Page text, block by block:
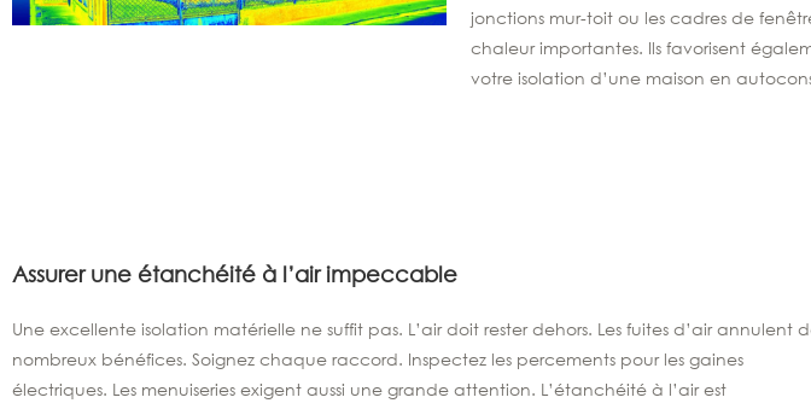
jonctions mur-toit ou les cadres de
chaleur importantes. Ils favorisent
votre isolation d’une maison en
Assurer une étanchéité à l’air impeccable
Une excellente isolation matérielle ne suffit pas. L’air doit rester dehors. Les fuites d’air annulent
nombreux bénéfices. Soignez chaque raccord. Inspectez les percements pour les gaines
électriques. Les menuiseries exigent aussi une grande attention. L’étanchéité à l’air est